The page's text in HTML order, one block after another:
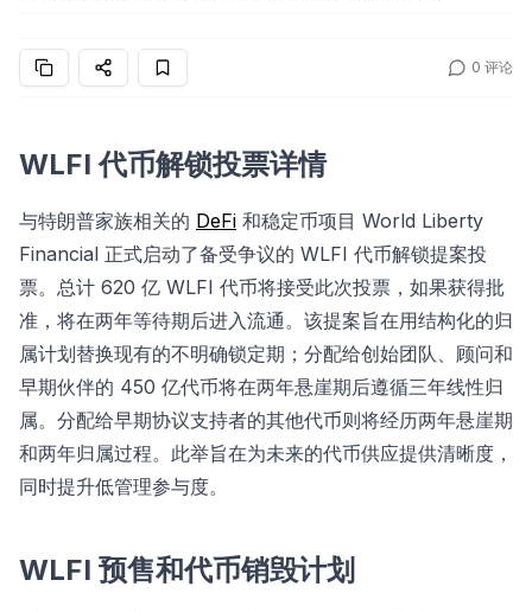
0 评论
WLFI 代币解锁投票详情
与特朗普家族相关的 DeFi 和稳定币项目 World Liberty
Financial 正式启动了备受争议的 WLFI 代币解锁提案投
票。总计 620 亿 WLFI 代币将接受此次投票，如果获得批
准，将在两年等待期后进入流通。该提案旨在用结构化的归
属计划替换现有的不明确锁定期；分配给创始团队、顾问和
早期伙伴的 450 亿代币将在两年悬崖期后遵循三年线性归
属。分配给早期协议支持者的其他代币则将经历两年悬崖期
和两年归属过程。此举旨在为未来的代币供应提供清晰度，
同时提升低管理参与度。
WLFI 预售和代币销毁计划